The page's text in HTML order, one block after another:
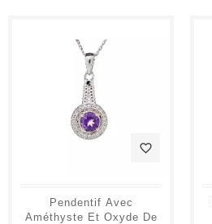
favorite_border
Pendentif Avec
Améthyste Et Oxyde De